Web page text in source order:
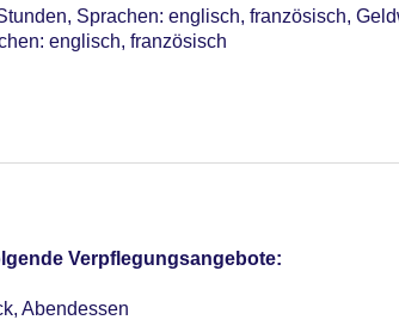
Sprachen: englisch, französisch,
englisch, französisch
ohne Gebühr, Outdoor, Süßwasser,
only)“: ab 18 Jahre, ohne Gebühr,
gesamten Hotel (Anlage): ohne Gebühr
Verpflegungsangebote:
Abendessen